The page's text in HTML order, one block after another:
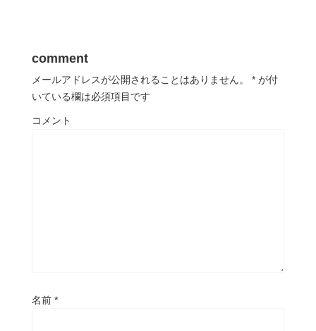
comment
メールアドレスが公開されることはありません。 * が付
いている欄は必須項目です
コメント
名前 *